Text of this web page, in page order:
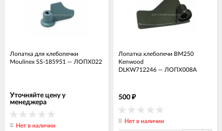
Лопатка для хлебопечки
Moulinex SS-185951 — ЛОПХ022
Уточняйте цену у
менеджера
Нет в наличии
Лопатка хлебопечи BM250
Kenwood
DLKW712246 — ЛОПХ008А
500 ₽
Нет в наличии